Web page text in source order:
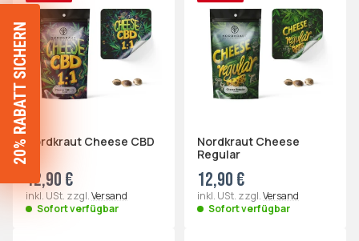
Nordkraut Cheese CBD
12,90 €
inkl. USt. zzgl.Versand
Sofort verfügbar
Nordkraut Cheese
Regular
12,90 €
inkl. USt. zzgl.Versand
Sofort verfügbar
SIE ERHALTEN
20% RABATTAUF
PREMIUM SEEDS!
JA, BITTE!
Diesmal nicht